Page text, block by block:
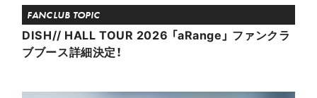
FANCLUB TOPIC
DISH// HALL TOUR 2026 「aRange」 ファンクラ
ブブース詳細決定！